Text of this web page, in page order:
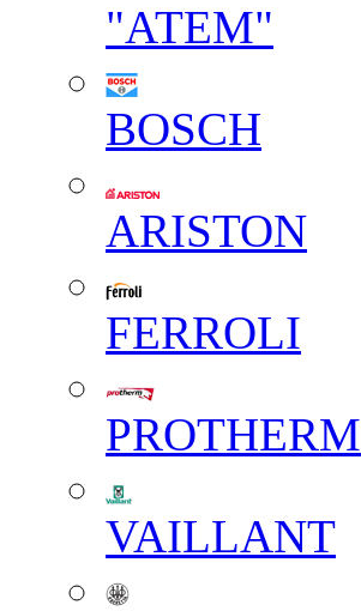
"АТЕМ"
BOSCH
ARISTON
FERROLI
PROTHERM
VAILLANT